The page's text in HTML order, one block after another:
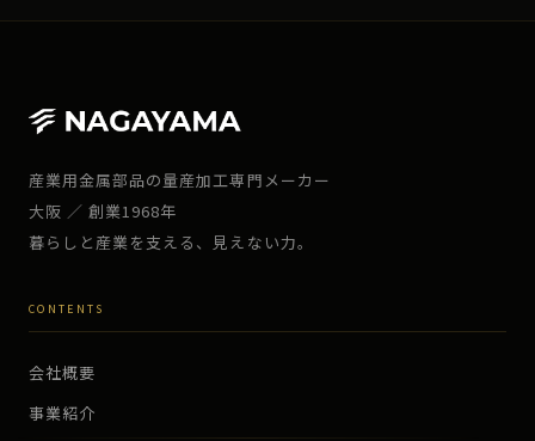
産業用金属部品の量産加工専門メーカー
大阪 ／ 創業1968年
暮らしと産業を支える、見えない力。
CONTENTS
会社概要
事業紹介